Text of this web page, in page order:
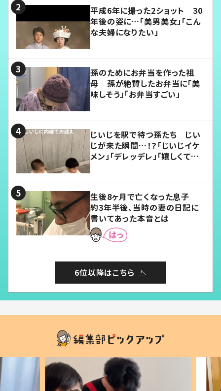
平成6年に撮った2ショット 30
年後の姿に…「美男美女」「こん
な夫婦になりたい」
孫のためにお弁当を作った祖
母 孫が絶賛したお弁当に「美
味しそう」「お弁当すごい」
じいじを駅で待つ孫たち じい
じが来た瞬間…！？「じいじイケ
メン」「デレッデレ」「嬉しくて可
生後8ヶ月で亡くなった息子
約3年半後、当時の妻の日記に
書いてあった本音とは
6位以降はこちら